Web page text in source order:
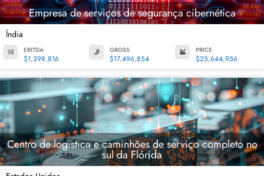
Empresa de serviços de segurança cibernética
Índia
EBITDA
$1,398,816
GROSS
$17,496,854
PRICE
$25,644,956
Centro de logística e caminhões de serviço completo no
sul da Flórida